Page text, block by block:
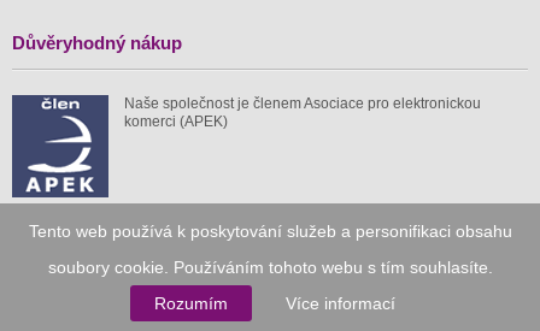
Tento web používá k poskytování služeb a personifikaci obsahu
soubory cookie. Používáním tohoto webu s tím souhlasíte.
Rozumím
Více informací
Důvěryhodný nákup
Naše společnost je členem Asociace pro elektronickou
komerci (APEK)
1 511 mil.